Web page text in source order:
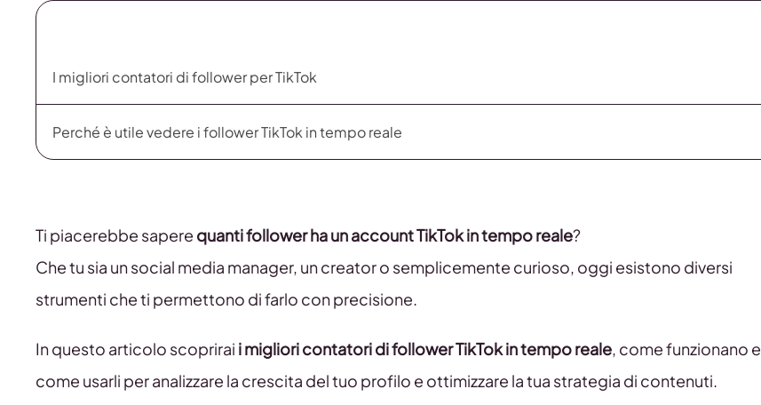
I migliori contatori di follower per TikTok
Perché è utile vedere i follower TikTok in tempo reale
Ti piacerebbe sapere quanti follower ha un account TikTok in tempo reale?
Che tu sia un social media manager, un creator o semplicemente curioso, oggi esistono diversi
strumenti che ti permettono di farlo con precisione.
In questo articolo scoprirai i migliori contatori di follower TikTok in tempo reale, come funzionano e
come usarli per analizzare la crescita del tuo profilo e ottimizzare la tua strategia di contenuti.